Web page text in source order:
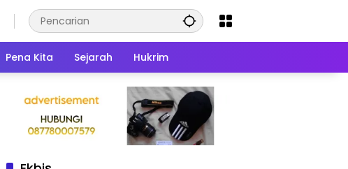
Pena Kita Sejarah Hukrim